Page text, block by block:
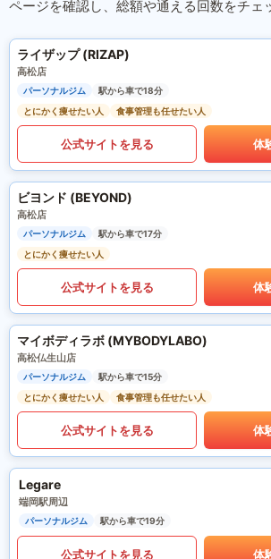
ページを確認し、総額や通える回数をチェ
ライザップ (RIZAP)
高松店
パーソナルジム
駅から車で18分
とにかく痩せたい人
食事管理も任せたい人
公式サイトを見る 体
ビヨンド (BEYOND)
高松店
パーソナルジム
駅から車で17分
とにかく痩せたい人
公式サイトを見る 体
マイボディラボ (MYBODYLABO)
高松仏生山店
パーソナルジム
駅から車で15分
とにかく痩せたい人
食事管理も任せたい人
公式サイトを見る 体
Legare
端岡駅周辺
パーソナルジム 駅から車で19分
公式サイトを見る 体